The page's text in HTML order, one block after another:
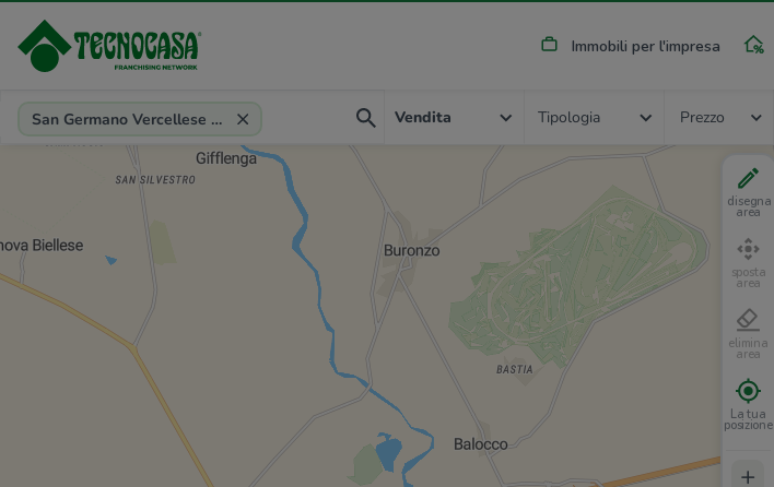
Immobili per l'impresa
Provincia, comune, zona, riferimento
San Germano Vercellese (VC) Vendita Tipologia Prezzo
disegna
area
sposta
area
elimina
area
La tua
posizione
+